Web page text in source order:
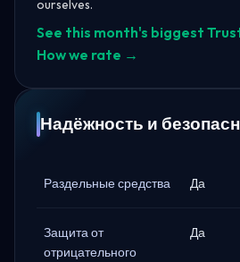
ourselves.
See this month's biggest
How we rate →
Надёжность и
Раздельные средства Да
Защита от
отрицательного
Да